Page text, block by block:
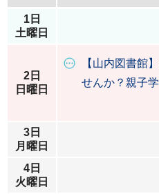
1日
土曜日
2日
日曜日
【山内図書館
せんか？親子
3日
月曜日
4日
火曜日